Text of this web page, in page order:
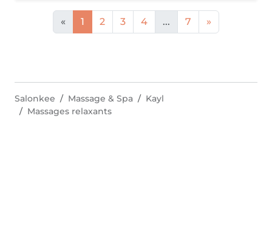
« 1 2 3 4 ... 7 »
Salonkee Massage & Spa
Kayl
Massages relaxants